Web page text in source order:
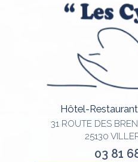
Hôtel-
31 ROUTE DES
25130
03 81